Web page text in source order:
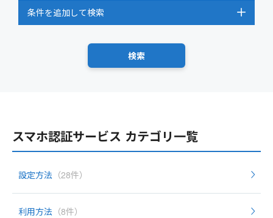
条件を追加して検索
スマホ認証サービス カテゴリ一覧
設定方法 （28件）
利用方法 （8件）